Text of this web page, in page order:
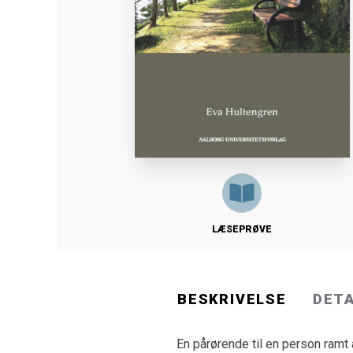
LÆSEPRØVE
BESKRIVELSE
En pårørende til en person